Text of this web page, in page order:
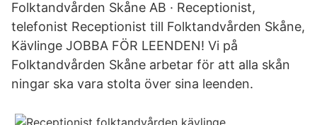
Folktandvården Skåne AB · Receptionist,
telefonist Receptionist till Folktandvården Skåne,
Kävlinge JOBBA FÖR LEENDEN! Vi på
Folktandvården Skåne arbetar för att alla skån
ningar ska vara stolta över sina leenden.